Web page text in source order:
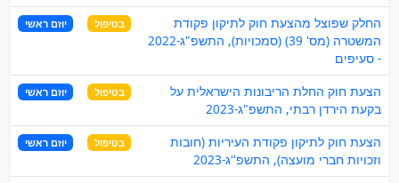
החלק שפוצל מהצעת חוק לתיקון פקודת
המשטרה (מס' 39) (סמכויות), התשפ"ג-2022
- סעיפים
בטיפול יוזם ראשי
הצעת חוק החלת הריבונות הישראלית על
בקעת הירדן רבתי, התשפ"ג-2023
בטיפול יוזם ראשי
הצעת חוק לתיקון פקודת העיריות (חובות
וזכויות חברי מועצה), התשפ''ג-2023
בטיפול יוזם ראשי